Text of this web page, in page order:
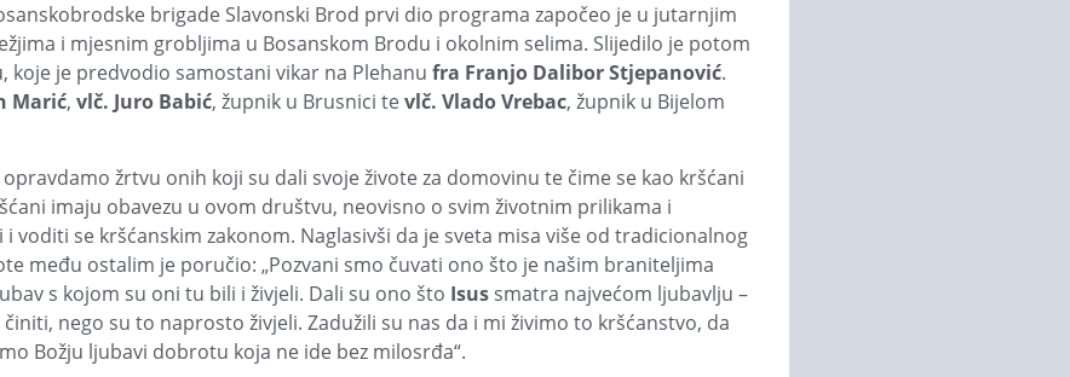
brigade Slavonski Brod prvi dio programa započeo je u jutarnjim
i mjesnim grobljima u Bosanskom Brodu i okolnim selima. Slijedilo je potom
koje je predvodio samostani vikar na Plehanu fra Franjo Dalibor Stjepanović.
Marić, vlč. Juro Babić, župnik u Brusnici tevlč. Vlado Vrebac, župnik u Bijelom
žrtvu onih koji su dali svoje živote za domovinu te čime se kao kršćani
imaju obavezu u ovom društvu, neovisno o svim životnim prilikama i
se kršćanskim zakonom. Naglasivši da je sveta misa više od tradicionalnog
među ostalim je poručio: „Pozvani smo čuvati ono što je našim braniteljima
s kojom su oni tu bili i živjeli. Dali su ono što Isus smatra najvećom ljubavlju –
nego su to naprosto živjeli. Zadužili su nas da i mi živimo to kršćanstvo, da
Božju ljubavi dobrotu koja ne ide bez milosrđa“.